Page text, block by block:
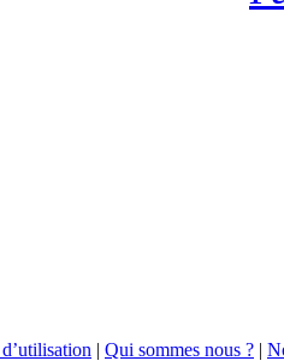
| Qui sommes nous ? |